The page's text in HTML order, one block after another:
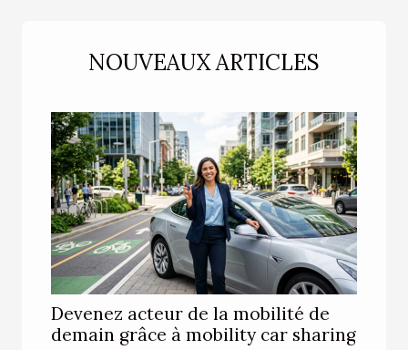
NOUVEAUX ARTICLES
Devenez acteur de la mobilité de
demain grâce à mobility car sharing